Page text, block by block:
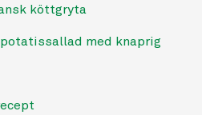
köttgryta
med knaprig